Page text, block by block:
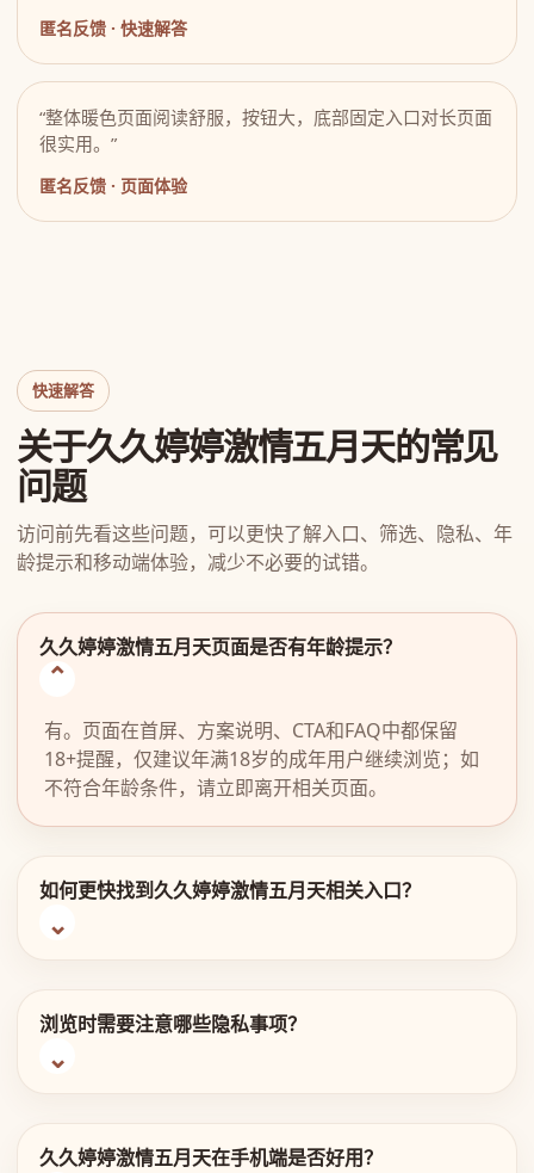
匿名反馈 · 快速解答
“整体暖色页面阅读舒服，按钮大，底部固定入口对长页面
很实用。”
匿名反馈 · 页面体验
快速解答
关于久久婷婷激情五月天的常见
问题
访问前先看这些问题，可以更快了解入口、筛选、隐私、年
龄提示和移动端体验，减少不必要的试错。
久久婷婷激情五月天页面是否有年龄提示？
有。页面在首屏、方案说明、CTA和FAQ中都保留
18+提醒，仅建议年满18岁的成年用户继续浏览；如
不符合年龄条件，请立即离开相关页面。
如何更快找到久久婷婷激情五月天相关入口？
浏览时需要注意哪些隐私事项？
久久婷婷激情五月天在手机端是否好用？